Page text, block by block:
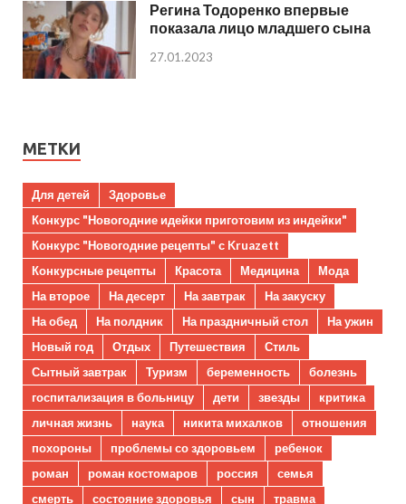
Регина Тодоренко впервые
показала лицо младшего сына
27.01.2023
МЕТКИ
Для детей
Здоровье
Конкурс "Новогодние идейки приготовим из индейки"
Конкурс "Новогодние рецепты" с Kruazett
Конкурсные рецепты
Красота Медицина
Мода
На второе
На десерт На завтрак
На закуску
На обед
На полдник На праздничный стол
На ужин
Новый год
Отдых Путешествия
Стиль
Сытный завтрак
Туризм беременность
болезнь
госпитализация в больницу
дети звезды
критика
личная жизнь
наука никита михалков
отношения
похороны
проблемы со здоровьем
ребенок
роман
роман костомаров россия
семья
смерть
состояние здоровья сын
травма